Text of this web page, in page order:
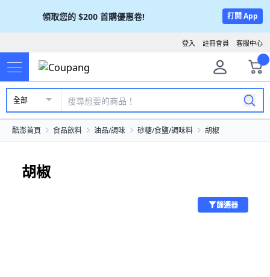
領取您的 $200 首購優惠卷! 打開 App
客服中心
註冊會員
登入
全部
酷澎首頁 食品飲料 油品/調味 砂糖/食鹽/調味料 胡椒
胡椒
篩選器